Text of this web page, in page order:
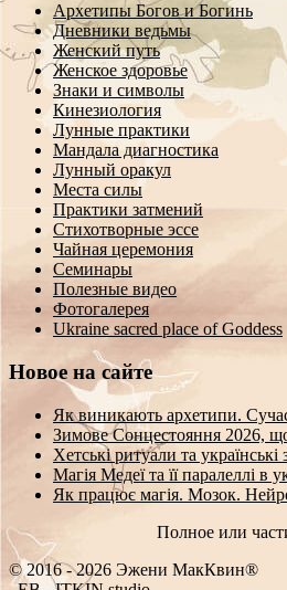
Архетипы Богов и Богинь
Дневники ведьмы
Женский путь
Женское здоровье
Знаки и символы
Кинезиология
Лунные практики
Мандала диагностика
Лунный оракул
Места силы
Практики затмений
Стихотворные эссе
Чайная церемония
Семинары
Полезные видео
Фотогалерея
Ukraine sacred place of Goddess
Новое на сайте
Як виникають архетипи.
Зимове Сонцестояння 2026,
Хетські ритуали та
Магія Медеї та її паралеллі в
Як працює магія. Мозок.
Полное или
© 2016 - 2026 Эжени МакКвин®